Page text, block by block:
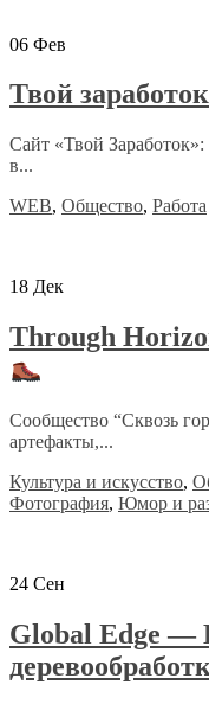
06 Фев
Твой заработок
Сайт «Твой
в...
WEB, Общество, Работа
18 Дек
Through
Сообщество “Сквозь
артефакты,...
Культура и искусство,
Фотография, Юмор и
24 Сен
Global Edge —